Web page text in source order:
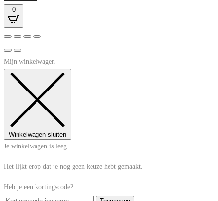
0
Mijn winkelwagen
Winkelwagen sluiten
Je winkelwagen is leeg.
Het lijkt erop dat je nog geen keuze hebt gemaakt.
Heb je een kortingscode?